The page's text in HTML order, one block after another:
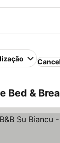
Bed &